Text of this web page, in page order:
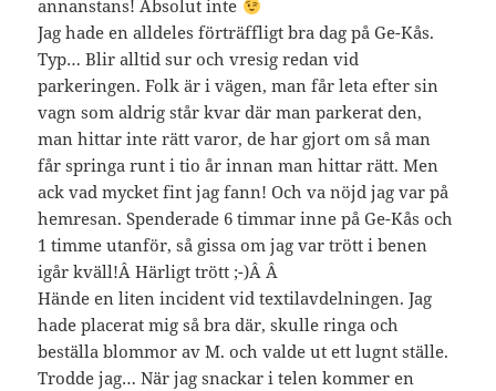
annanstans! Absolut inte
Jag hade en alldeles förträffligt bra dag på Ge-Kås.
Typ… Blir alltid sur och vresig redan vid
parkeringen. Folk är i vägen, man får leta efter sin
vagn som aldrig står kvar där man parkerat den,
man hittar inte rätt varor, de har gjort om så man
får springa runt i tio år innan man hittar rätt. Men
ack vad mycket fint jag fann! Och va nöjd jag var på
hemresan. Spenderade 6 timmar inne på Ge-Kås och
1 timme utanför, så gissa om jag var trött i benen
igår kväll!Â Härligt trött ;-)Â Â
Hände en liten incident vid textilavdelningen. Jag
hade placerat mig så bra där, skulle ringa och
beställa blommor av M. och valde ut ett lugnt ställe.
Trodde jag… När jag snackar i telen kommer en